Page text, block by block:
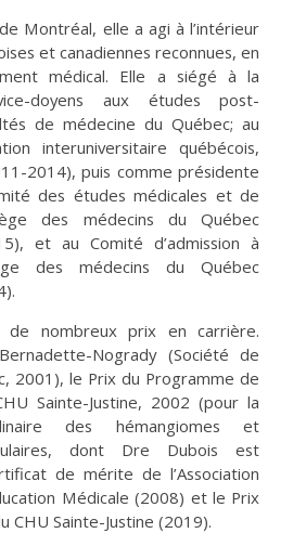
Montréal, elle a agi à l’intérieur
et canadiennes reconnues, en
médical. Elle a siégé à la
doyens aux études post-
de médecine du Québec; au
interuniversitaire québécois,
2014), puis comme présidente
des études médicales et de
des médecins du Québec
et au Comité d’admission à
des médecins du Québec
nombreux prix en carrière.
Nogrady (Société de
2001), le Prix du Programme de
Sainte-Justine, 2002 (pour la
des hémangiomes et
dont Dre Dubois est
de mérite de l’Association
Médicale (2008) et le Prix
CHU Sainte-Justine (2019).